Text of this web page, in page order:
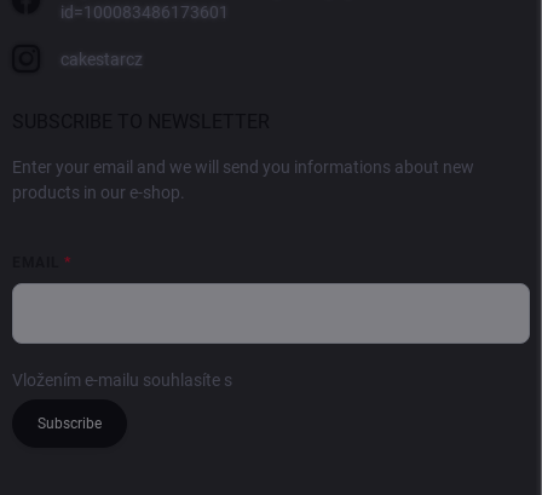
id=100083486173601
cakestarcz
Enter your email and we will send you informations about new
products in our e-shop.
Vložením e-mailu souhlasíte s
Subscribe